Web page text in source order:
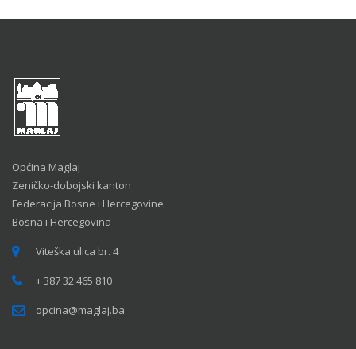
Općina Maglaj
Zeničko-dobojski kanton
Federacija Bosne i Hercegovine
Bosna i Hercegovina
Viteška ulica br. 4
+ 387 32 465 810
opcina@maglaj.ba